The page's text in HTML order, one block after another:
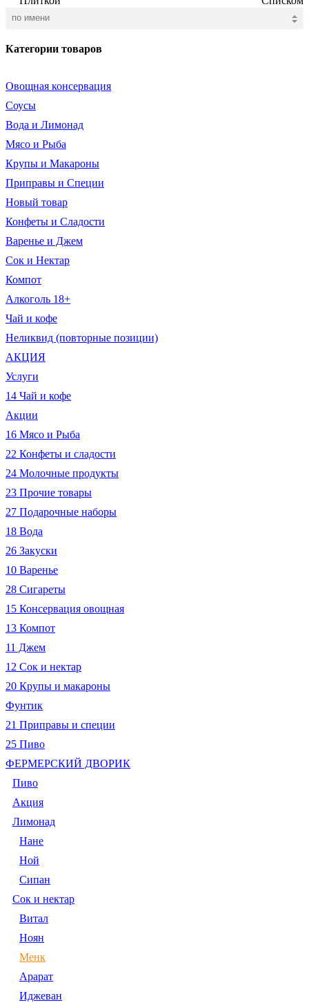
Категории товаров
Овощная консервация
Соусы
Вода и Лимонад
Мясо и Рыба
Крупы и Макароны
Приправы и Специи
Новый товар
Конфеты и Сладости
Варенье и Джем
Сок и Нектар
Компот
Алкоголь 18+
Чай и кофе
Неликвид (повторные позиции)
АКЦИЯ
Услуги
14 Чай и кофе
Акции
16 Мясо и Рыба
22 Конфеты и сладости
24 Молочные продукты
23 Прочие товары
27 Подарочные наборы
18 Вода
26 Закуски
10 Варенье
28 Сигареты
15 Консервация овощная
13 Компот
11 Джем
12 Сок и нектар
20 Крупы и макароны
Фунтик
21 Приправы и специи
25 Пиво
ФЕРМЕРСКИЙ ДВОРИК
Пиво
Акция
Лимонад
Нане
Ной
Сипан
Сок и нектар
Витал
Ноян
Менк
Арарат
Иджеван